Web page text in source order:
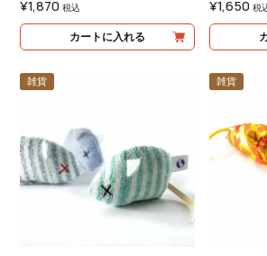
¥1,870 税込
カートに入れる
¥1,650 税
雑貨 雑貨